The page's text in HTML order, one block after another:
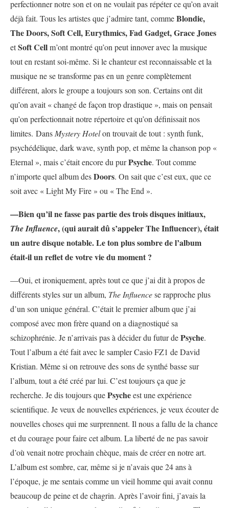
perfectionner notre son et on ne voulait pas répéter ce qu’on avait
déjà fait. Tous les artistes que j’admire tant, commeBlondie,
The Doors, Soft Cell, Eurythmics, Fad Gadget, Grace Jones
etSoft Cellm’ont montré qu’on peut innover avec la musique
tout en restant soi-même. Si le chanteur est reconnaissable et la
musique ne se transforme pas en un genre complètement
différent, alors le groupe a toujours son son. Certains ont dit
qu’on avait « changé de façon trop drastique », mais on pensait
qu’on perfectionnait notre répertoire et qu’on définissait nos
limites. Dans Mystery Hotelon trouvait de tout : synth funk,
psychédélique, dark wave, synth pop, et même la chanson pop «
Eternal », mais c’était encore du purPsyche. Tout comme
n’importe quel album desDoors. On sait que c’est eux, que ce
soit avec « Light My Fire » ou « The End ».
—Bien qu’il ne fasse pas partie des trois disques initiaux,
The Influence, (qui aurait dû s’appeler The Influencer), était
un autre disque notable. Le ton plus sombre de l’album
était-il un reflet de votre vie du moment ?
—Oui, et ironiquement, après tout ce que j’ai dit à propos de
différents styles sur un album, The Influencese rapproche plus
d’un son unique général. C’était le premier album que j’ai
composé avec mon frère quand on a diagnostiqué sa
schizophrénie. Je n’arrivais pas à décider du futur dePsyche.
Tout l’album a été fait avec le sampler Casio FZ1 de David
Kristian. Même si on retrouve des sons de synthé basse sur
l’album, tout a été créé par lui. C’est toujours ça que je
recherche. Je dis toujours quePsycheest une expérience
scientifique. Je veux de nouvelles expériences, je veux écouter de
nouvelles choses qui me surprennent. Il nous a fallu de la chance
et du courage pour faire cet album. La liberté de ne pas savoir
d’où venait notre prochain chèque, mais de créer en notre art.
L’album est sombre, car, même si je n’avais que 24 ans à
l’époque, je me sentais comme un vieil homme qui avait connu
beaucoup de peine et de chagrin. Après l’avoir fini, j’avais la